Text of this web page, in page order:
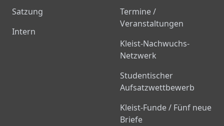
Satzung
Intern
Termine /
Veranstaltungen
Kleist-Nachwuchs-
Netzwerk
Studentischer
Aufsatzwettbewerb
Kleist-Funde / Fünf neue
Briefe